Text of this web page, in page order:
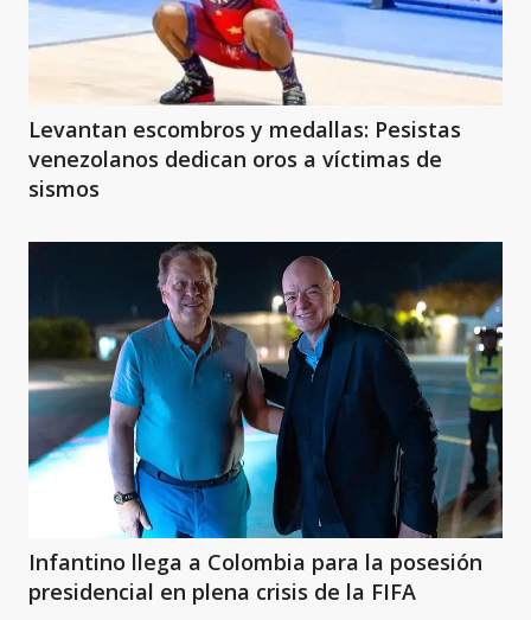
Levantan escombros y medallas: Pesistas
venezolanos dedican oros a víctimas de
sismos
Infantino llega a Colombia para la posesión
presidencial en plena crisis de la FIFA